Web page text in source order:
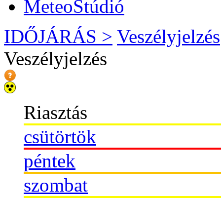
MeteoStúdió
IDŐJÁRÁS > Veszélyjelzés
Veszélyjelzés
Riasztás
csütörtök
péntek
szombat